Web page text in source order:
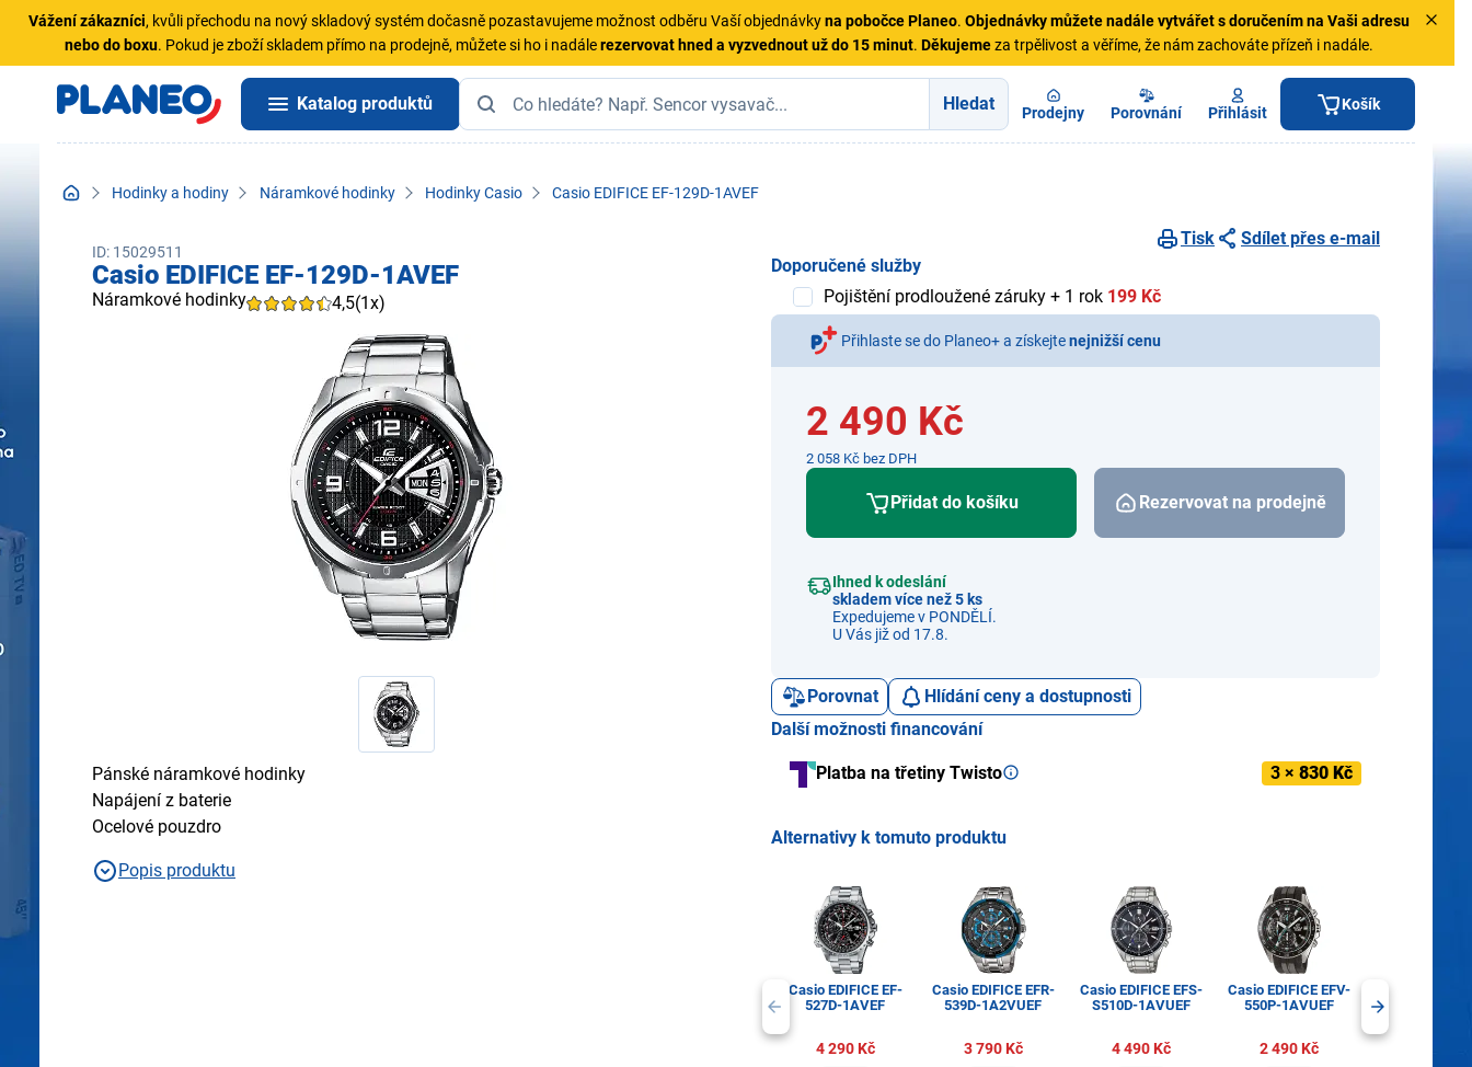
Vážení zákazníci, kvůli přechodu na nový skladový systém dočasně pozastavujeme možnost odběru Vaší objednávkyna pobočce Planeo. Objednávkymůžete nadále vytvářet s doručením na Vaši adresu
nebo do boxu. Pokud je zboží skladem přímo na prodejně, můžete si ho i nadálerezervovat hned a vyzvednout už do 15 minut. Děkujemeza trpělivost a věříme, že nám zachováte přízeň i nadále.
Katalog produktů Hledat Prodejny Porovnání Přihlásit Košík
Hodinky a hodiny Náramkové hodinky Hodinky Casio Casio EDIFICE EF-129D-1AVEF
ID: 15029511
Casio EDIFICE EF-129D-1AVEF
Náramkové hodinky 4,5(1x)
Pánské náramkové hodinky
Napájení z baterie
Ocelové pouzdro
Popis produktu
Tisk
Sdílet přes e-mail
Doporučené služby
Pojištění prodloužené záruky + 1 rok 199 Kč
Přihlaste se do Planeo+ a získejtenejnižší cenu
2 490 Kč
2 058 Kč bez DPH
Přidat do košíku
Ihned k odeslání
skladem více než 5 ks
Expedujeme v PONDĚLÍ.
U Vás již od 17.8.
Rezervovat na prodejně
Porovnat
Hlídání ceny a dostupnosti
Další možnosti financování
Platba na třetiny Twisto 3 × 830 Kč
Alternativy k tomuto produktu
Casio EDIFICE EF-
527D-1AVEF
4 290 Kč
Casio EDIFICE EFR-
539D-1A2VUEF
3 790 Kč
Casio EDIFICE EFS-
S510D-1AVUEF
4 490 Kč
Casio EDIFICE EFV-
550P-1AVUEF
2 490 Kč